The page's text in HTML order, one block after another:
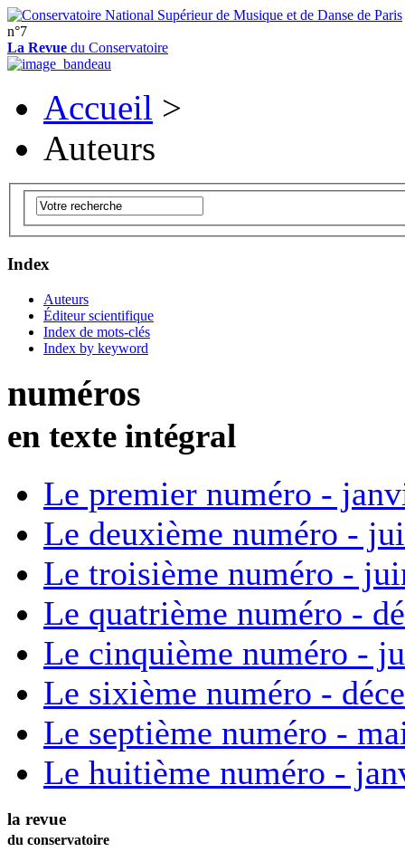
n°7
La Revue du Conservatoire
Accueil >
Auteurs
Index
Auteurs
Éditeur scientifique
Index de mots-clés
Index by keyword
numéros
en texte intégral
Le premier numéro -
Le deuxième numéro -
Le troisième numéro -
Le quatrième numéro -
Le cinquième numéro -
Le sixième numéro -
Le septième numéro -
Le huitième numéro -
la revue
du conservatoire